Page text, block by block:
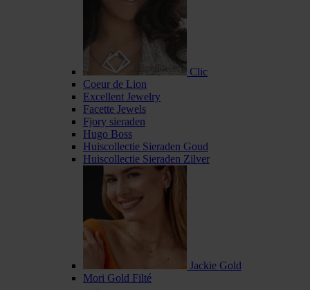
Clic
Coeur de Lion
Excellent Jewelry
Facette Jewels
Fjory sieraden
Hugo Boss
Huiscollectie Sieraden Goud
Huiscollectie Sieraden Zilver
Jackie Gold
Mori Gold Filté